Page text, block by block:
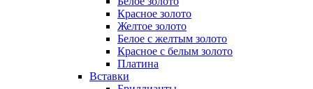
Красное золото
Желтое золото
Белое с желтым золото
Красное с белым золото
Платина
Вставки